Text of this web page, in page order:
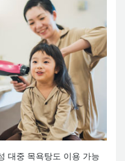
대중 목욕탕도 이용 가능